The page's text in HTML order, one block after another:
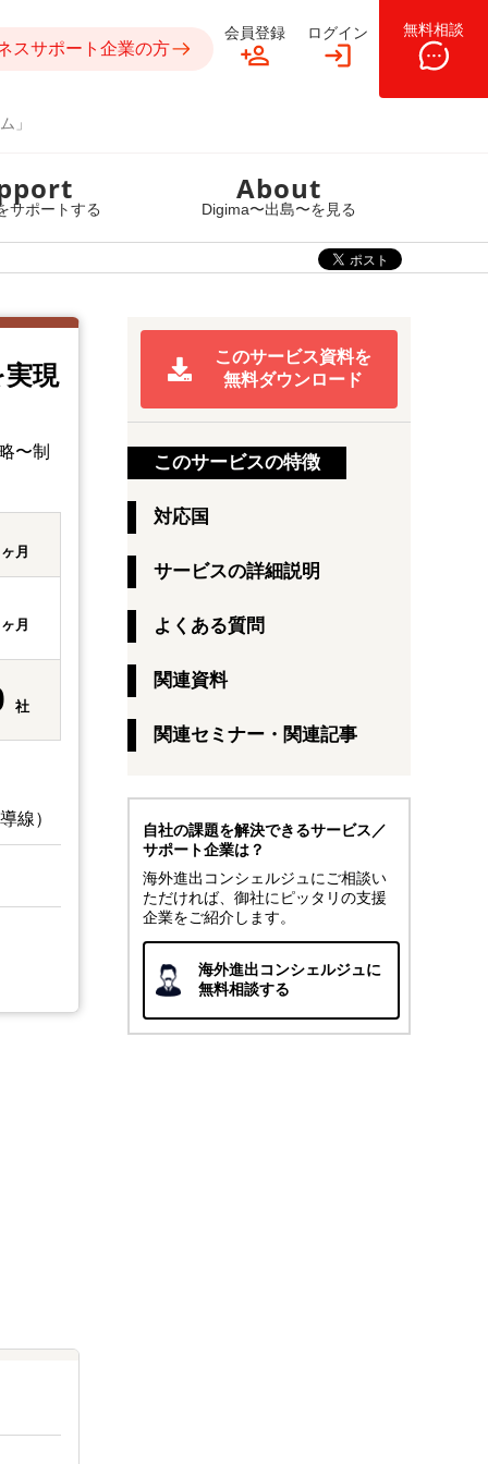
」
スサポート企業の方
会員登録 ログイン 無料相談
サポートする
About
Digima〜出島〜を見る
現
〜制
ヶ月
ヶ月
社
線）
このサービス資料を
無料ダウンロード
このサービスの特徴
対応国
サービスの詳細説明
よくある質問
関連資料
関連セミナー・関連記事
自社の課題を解決できるサービス／
サポート企業は？
海外進出コンシェルジュにご相談い
ただければ、御社にピッタリの支援
企業をご紹介します。
海外進出コンシェルジュに
無料相談する